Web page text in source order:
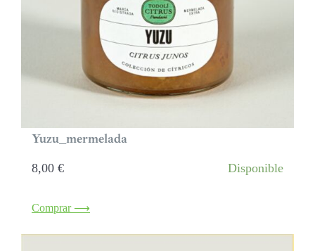
Yuzu_mermelada
8,00 € Disponible
Comprar ⟶